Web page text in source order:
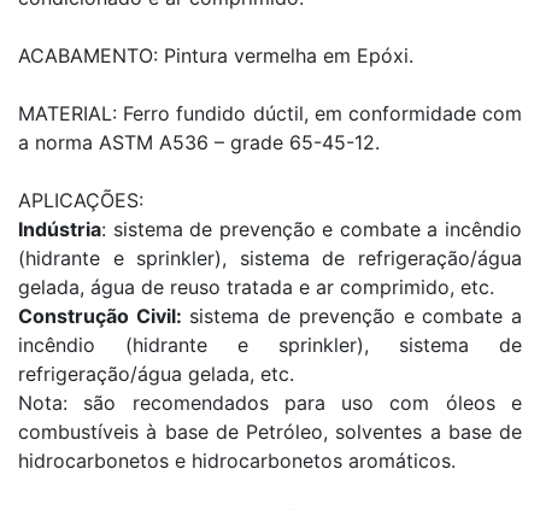
ACABAMENTO: Pintura vermelha em Epóxi.
MATERIAL: Ferro fundido dúctil, em conformidade com
a norma ASTM A536 – grade 65-45-12.
APLICAÇÕES:
Indústria: sistema de prevenção e combate a incêndio
(hidrante e sprinkler), sistema de refrigeração/água
gelada, água de reuso tratada e ar comprimido, etc.
Construção Civil: sistema de prevenção e combate a
incêndio (hidrante e sprinkler), sistema de
refrigeração/água gelada, etc.
Nota: são recomendados para uso com óleos e
combustíveis à base de Petróleo, solventes a base de
hidrocarbonetos e hidrocarbonetos aromáticos.